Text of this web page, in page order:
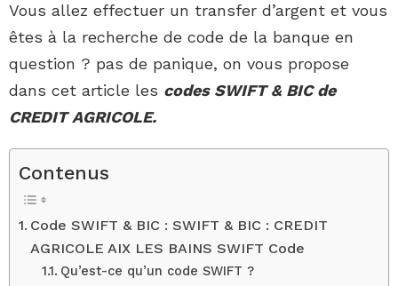
Vous allez effectuer un transfer d’argent et vous
êtes à la recherche de code de la banque en
question ? pas de panique, on vous propose
dans cet article les codes SWIFT & BIC de
CREDIT AGRICOLE.
Contenus
Code SWIFT & BIC : SWIFT & BIC : CREDIT
AGRICOLE AIX LES BAINS SWIFT Code
Qu’est-ce qu’un code SWIFT ?